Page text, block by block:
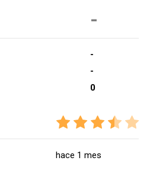
-
-
-
0
hace 1 mes